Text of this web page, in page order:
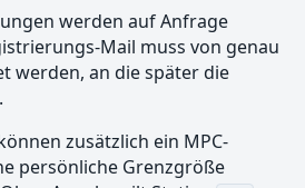
werden auf Anfrage
Mail muss von genau
werden, an die später die
zusätzlich ein MPC-
persönliche Grenzgröße